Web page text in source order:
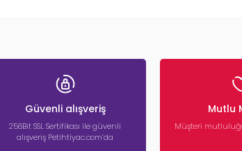
Güvenli alışveriş
256Bit SSL Sertifikası ile güvenli
alışveriş Petihtiyac.com’da
Mutlu
Müşteri